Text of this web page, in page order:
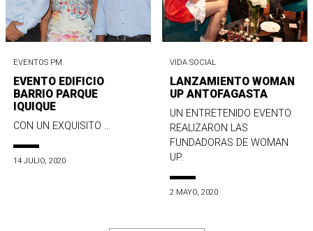
EVENTOS PM
EVENTO EDIFICIO
BARRIO PARQUE
IQUIQUE
CON UN EXQUISITO ...
14 JULIO, 2020
VIDA SOCIAL
LANZAMIENTO WOMAN
UP ANTOFAGASTA
UN ENTRETENIDO EVENTO
REALIZARON LAS
FUNDADORAS DE WOMAN
UP.
2 MAYO, 2020